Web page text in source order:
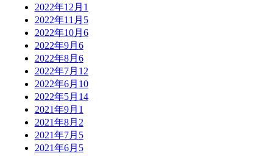
2022年12月 1
2022年11月 5
2022年10月 6
2022年9月 6
2022年8月 6
2022年7月 12
2022年6月 10
2022年5月 14
2021年9月 1
2021年8月 2
2021年7月 5
2021年6月 5